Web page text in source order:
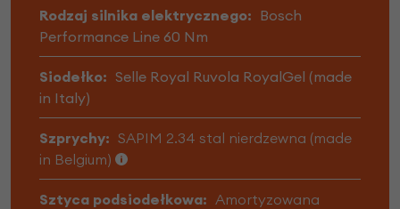
Rodzaj silnika elektrycznego: Bosch
Performance Line 60 Nm
Siodełko: Selle Royal Ruvola RoyalGel (made
in Italy)
Szprychy: SAPIM 2.34 stal nierdzewna (made
in Belgium)
Sztyca podsiodełkowa: Amortyzowana